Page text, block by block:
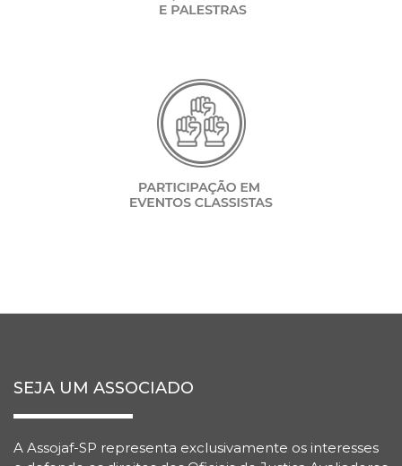
SEJA UM ASSOCIADO
A Assojaf-SP representa exclusivamente os interesses